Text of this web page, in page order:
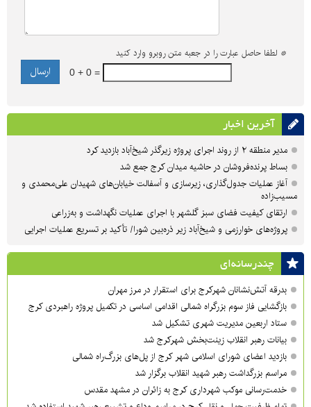
* لطفا حاصل عبارت را در جعبه متن روبرو وارد کنید
0 + 0 =
آخرین اخبار
مدیر منطقه ۲ از روند اجرای پروژه زیرگذر شیخ‌آباد بازدید کرد
بساط پرنده‌فروشان در حاشیه میدان کرج جمع شد
آغاز عملیات جدول‌گذاری، زیرسازی و آسفالت خیابان‌های شهیدان علی‌محمدی و
مسیب‌زاده
ارتقای کیفیت فضای سبز گلشهر با اجرای عملیات نگهداشت و به‌زراعی
پروژه‌های خوارزمی و شیخ‌آباد زیر ذره‌بین شورا/ تأکید بر تسریع عملیات اجرایی
چندرسانه‌ای
بدرقه آتش‌نشانان شهرکرج برای استقرار در مرز مهران
بازگشایی فاز سوم بزرگراه شمالی اقدامی اساسی در تکمیل پروژه راهبردی کرج
ستاد اربعین مدیریت شهری تشکیل شد
بیانات رهبر انقلاب زینت‌بخش شهرکرج شد
بازدید اعضای شورای اسلامی شهر کرج از پل‌های بزرگ‌راه شمالی
مراسم بزرگداشت رهبر شهید انقلاب برگزار شد
خدمت‌رسانی موکب شهرداری کرج به زائران در مشهد مقدس